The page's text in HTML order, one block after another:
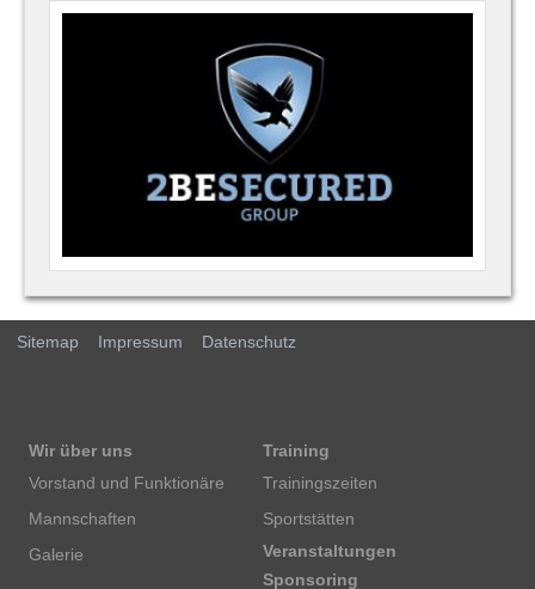
Sitemap Impressum Datenschutz
Wir über uns
Vorstand und Funktionäre
Mannschaften
Galerie
Training
Trainingszeiten
Sportstätten
Veranstaltungen
Sponsoring